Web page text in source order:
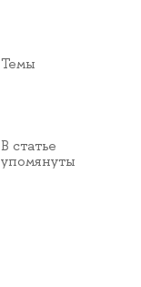
Темы
В статье
упомянуты